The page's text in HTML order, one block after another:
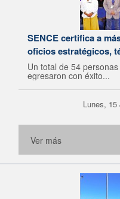
SENCE certifica a
oficios estratégicos,
Un total de 54
egresaron con éxito...
Lunes, 15
Ver más